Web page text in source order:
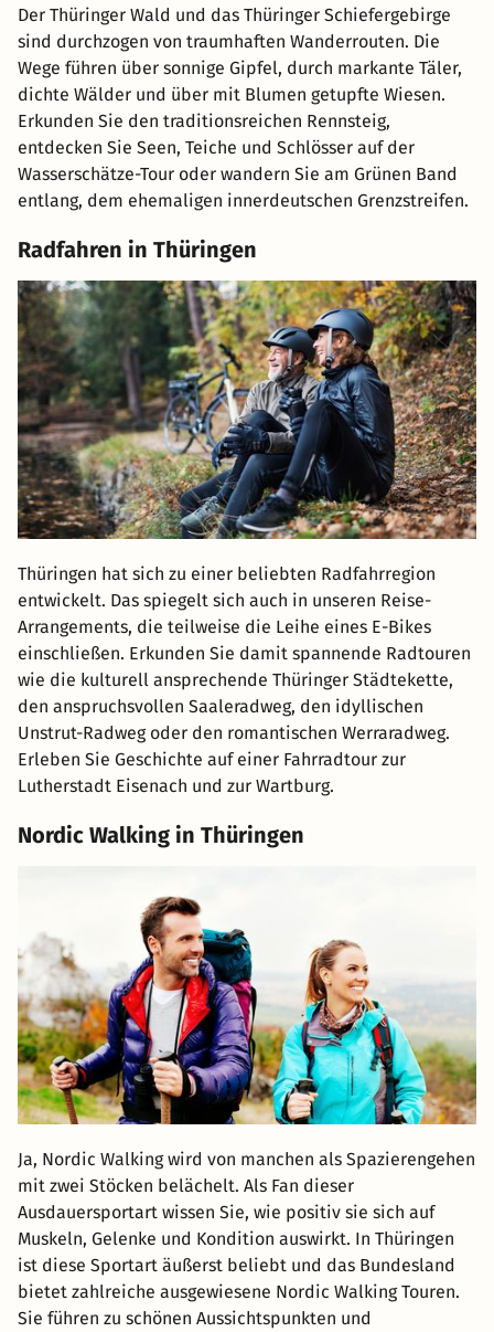
Der Thüringer Wald und das Thüringer Schiefergebirge
sind durchzogen von traumhaften Wanderrouten. Die
Wege führen über sonnige Gipfel, durch markante Täler,
dichte Wälder und über mit Blumen getupfte Wiesen.
Erkunden Sie den traditionsreichen Rennsteig,
entdecken Sie Seen, Teiche und Schlösser auf der
Wasserschätze-Tour oder wandern Sie am Grünen Band
entlang, dem ehemaligen innerdeutschen Grenzstreifen.
Radfahren in Thüringen
Thüringen hat sich zu einer beliebten Radfahrregion
entwickelt. Das spiegelt sich auch in unseren Reise-
Arrangements, die teilweise die Leihe eines E-Bikes
einschließen. Erkunden Sie damit spannende Radtouren
wie die kulturell ansprechende Thüringer Städtekette,
den anspruchsvollen Saaleradweg, den idyllischen
Unstrut-Radweg oder den romantischen Werraradweg.
Erleben Sie Geschichte auf einer Fahrradtour zur
Lutherstadt Eisenach und zur Wartburg.
Nordic Walking in Thüringen
Ja, Nordic Walking wird von manchen als Spazierengehen
mit zwei Stöcken belächelt. Als Fan dieser
Ausdauersportart wissen Sie, wie positiv sie sich auf
Muskeln, Gelenke und Kondition auswirkt. In Thüringen
ist diese Sportart äußerst beliebt und das Bundesland
bietet zahlreiche ausgewiesene Nordic Walking Touren.
Sie führen zu schönen Aussichtspunkten und